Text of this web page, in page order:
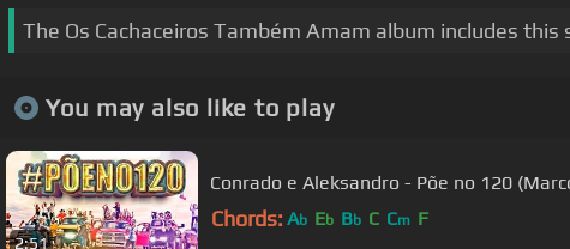
The Os Cachaceiros Também Amam album includes this
You may also like to play
2:51
Conrado e Aleksandro - Põe no 120
Chords: Ab Eb Bb C Cm F